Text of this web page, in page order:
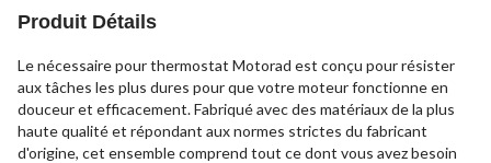
Produit Détails
Le nécessaire pour thermostat Motorad est conçu pour résister
aux tâches les plus dures pour que votre moteur fonctionne en
douceur et efficacement. Fabriqué avec des matériaux de la plus
haute qualité et répondant aux normes strictes du fabricant
d'origine, cet ensemble comprend tout ce dont vous avez besoin